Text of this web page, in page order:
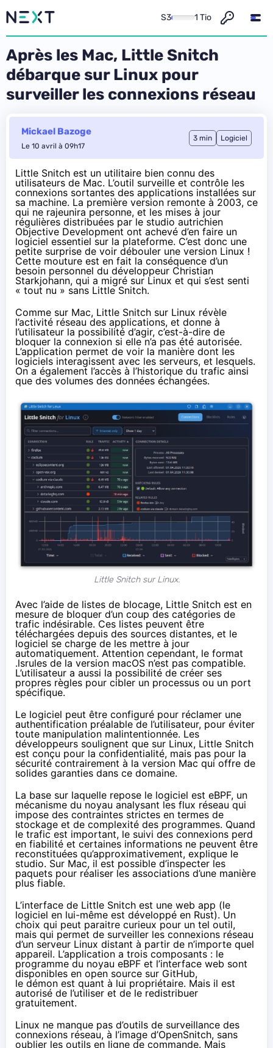
S3 1 Tio
Après les Mac, Little Snitch
débarque sur Linux pour
surveiller les connexions réseau
Mickael Bazoge
Le 10 avril à 09h17
3 min Logiciel
Little Snitch est un utilitaire bien connu des
utilisateurs de Mac. L’outil surveille et contrôle les
connexions sortantes des applications installées sur
sa machine. La première version remonte à 2003, ce
qui ne rajeunira personne, et les mises à jour
régulières distribuées par le studio autrichien
Objective Development ont achevé d’en faire un
logiciel essentiel sur la plateforme. C’est donc une
petite surprise de voir débouler une version Linux !
Cette mouture est en fait la conséquence d’un
besoin personnel du développeur Christian
Starkjohann, qui a migré sur Linux et qui s’est senti
« tout nu » sans Little Snitch.
Comme sur Mac, Little Snitch sur Linux révèle
l’activité réseau des applications, et donne à
l’utilisateur la possibilité d’agir, c’est-à-dire de
bloquer la connexion si elle n’a pas été autorisée.
L’application permet de voir la manière dont les
logiciels interagissent avec les serveurs, et lesquels.
On a également l’accès à l’historique du trafic ainsi
que des volumes des données échangées.
Little Snitch sur Linux.
Avec l’aide de listes de blocage, Little Snitch est en
mesure de bloquer d’un coup des catégories de
trafic indésirable. Ces listes peuvent être
téléchargées depuis des sources distantes, et le
logiciel se charge de les mettre à jour
automatiquement. Attention cependant, le format
.lsrules de la version macOS n’est pas compatible.
L’utilisateur a aussi la possibilité de créer ses
propres règles pour cibler un processus ou un port
spécifique.
Le logiciel peut être configuré pour réclamer une
authentification préalable de l’utilisateur, pour éviter
toute manipulation malintentionnée. Les
développeurs soulignent que sur Linux, Little Snitch
est conçu pour la confidentialité, mais pas pour la
sécurité contrairement à la version Mac qui offre de
solides garanties dans ce domaine.
La base sur laquelle repose le logiciel est eBPF, un
mécanisme du noyau analysant les flux réseau qui
impose des contraintes strictes en termes de
stockage et de complexité des programmes. Quand
le trafic est important, le suivi des connexions perd
en fiabilité et certaines informations ne peuvent être
reconstituées qu’approximativement, explique le
studio. Sur Mac, il est possible d’inspecter les
paquets pour réaliser les associations d’une manière
plus fiable.
L’interface de Little Snitch est une web app (le
logiciel en lui-même est développé en Rust). Un
choix qui peut paraitre curieux pour un tel outil,
mais qui permet de surveiller les connexions réseau
d’un serveur Linux distant à partir de n’importe quel
appareil. L’application a trois composants : le
programme du noyau eBPF et l’interface web sont
disponibles en open source sur GitHub,
le démon est quant à lui propriétaire. Mais il est
autorisé de l’utiliser et de le redistribuer
gratuitement.
Linux ne manque pas d’outils de surveillance des
connexions réseau, à l’image d’OpenSnitch, sans
oublier les outils en ligne de commande. Mais